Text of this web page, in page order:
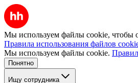
Мы используем файлы cookie, чтобы
Правила использования файлов
Мы используем файлы cookie.
Понятно
Ищу сотрудника